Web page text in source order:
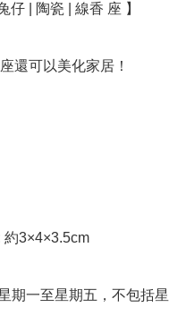
仔 | 陶瓷 | 線香 座 】﻿
還可以美化家居！
約3×4×3.5cm
期一至星期五，不包括星